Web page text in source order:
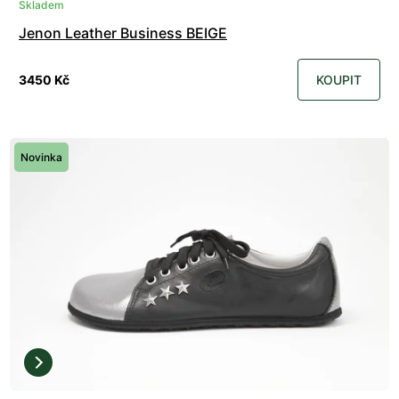
Skladem
Jenon Leather Business BEIGE
3450 Kč KOUPIT
Novinka